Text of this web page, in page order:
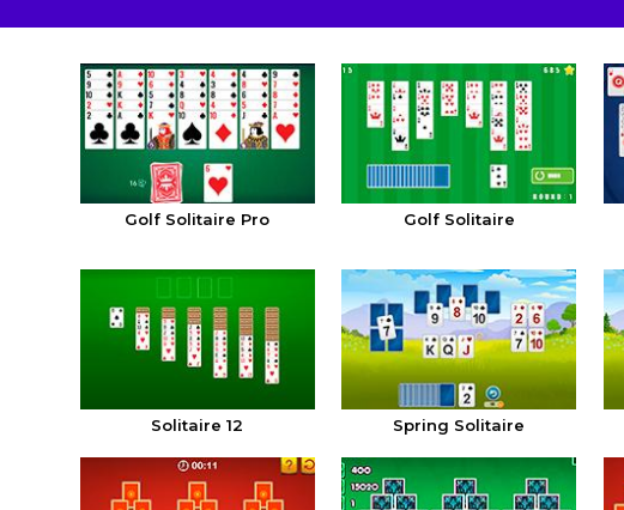
Golf Solitaire Pro Golf Solitaire
Solitaire 12 Spring Solitaire